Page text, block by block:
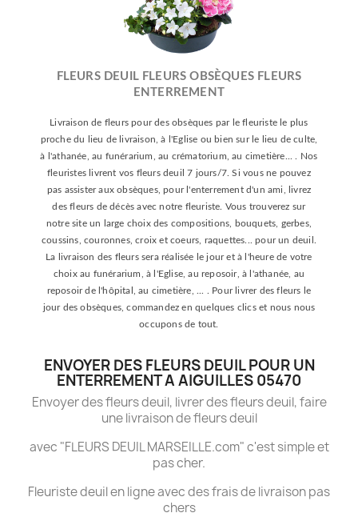
FLEURS DEUIL FLEURS OBSÈQUES FLEURS
ENTERREMENT
Livraison de fleurs pour des obsèques par le fleuriste le plus
proche du lieu de livraison, à l'Eglise ou bien sur le lieu de culte,
à l'athanée, au funérarium, au crématorium, au cimetière... . Nos
fleuristes livrent vos fleurs deuil 7 jours/7. Si vous ne pouvez
pas assister aux obsèques, pour l'enterrement d'un ami, livrez
des fleurs de décès avec notre fleuriste. Vous trouverez sur
notre site un large choix des compositions, bouquets, gerbes,
coussins, couronnes, croix et coeurs, raquettes... pour un deuil.
La livraison des fleurs sera réalisée le jour et à l'heure de votre
choix au funérarium, à l'Eglise, au reposoir, à l'athanée, au
reposoir de l'hôpital, au cimetière, ... . Pour livrer des fleurs le
jour des obsèques, commandez en quelques clics et nous nous
occupons de tout.
ENVOYER DES FLEURS DEUIL POUR UN
ENTERREMENT A AIGUILLES 05470
Envoyer des fleurs deuil, livrer des fleurs deuil, faire
une livraison de fleurs deuil
avec "FLEURS DEUIL MARSEILLE.com" c'est simple et
pas cher.
Fleuriste deuil en ligne avec des frais de livraison pas
chers